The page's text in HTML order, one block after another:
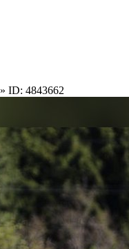
» ID: 4843662